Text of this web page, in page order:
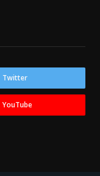
Twitter
YouTube